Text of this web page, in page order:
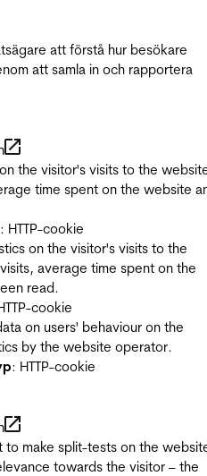
att förstå hur besökare
att samla in och rapportera
the visitor's visits to the
time spent on the website
: HTTP-cookie
on the visitor's visits to the
average time spent on the
read.
cookie
on users' behaviour on the
by the website operator.
: HTTP-cookie
to make split-tests on the
towards the visitor – the